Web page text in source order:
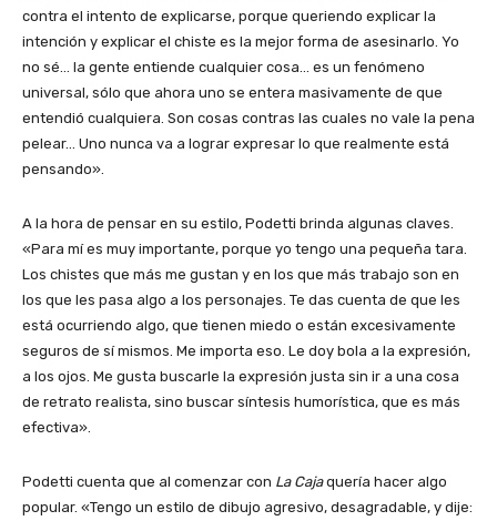
contra el intento de explicarse, porque queriendo explicar la
intención y explicar el chiste es la mejor forma de asesinarlo. Yo
no sé… la gente entiende cualquier cosa… es un fenómeno
universal, sólo que ahora uno se entera masivamente de que
entendió cualquiera. Son cosas contras las cuales no vale la pena
pelear… Uno nunca va a lograr expresar lo que realmente está
pensando».
A la hora de pensar en su estilo, Podetti brinda algunas claves.
«Para mí es muy importante, porque yo tengo una pequeña tara.
Los chistes que más me gustan y en los que más trabajo son en
los que les pasa algo a los personajes. Te das cuenta de que les
está ocurriendo algo, que tienen miedo o están excesivamente
seguros de sí mismos. Me importa eso. Le doy bola a la expresión,
a los ojos. Me gusta buscarle la expresión justa sin ir a una cosa
de retrato realista, sino buscar síntesis humorística, que es más
efectiva».
Podetti cuenta que al comenzar con La Cajaquería hacer algo
popular. «Tengo un estilo de dibujo agresivo, desagradable, y dije: